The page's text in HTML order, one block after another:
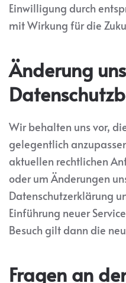
Einwilligung durch
mit Wirkung für die
Änderung
Wir behalten uns vor,
gelegentlich
aktuellen rechtlichen
oder um Änderungen
Datenschutzerklärung
Einführung neuer
Besuch gilt dann die
Fragen an